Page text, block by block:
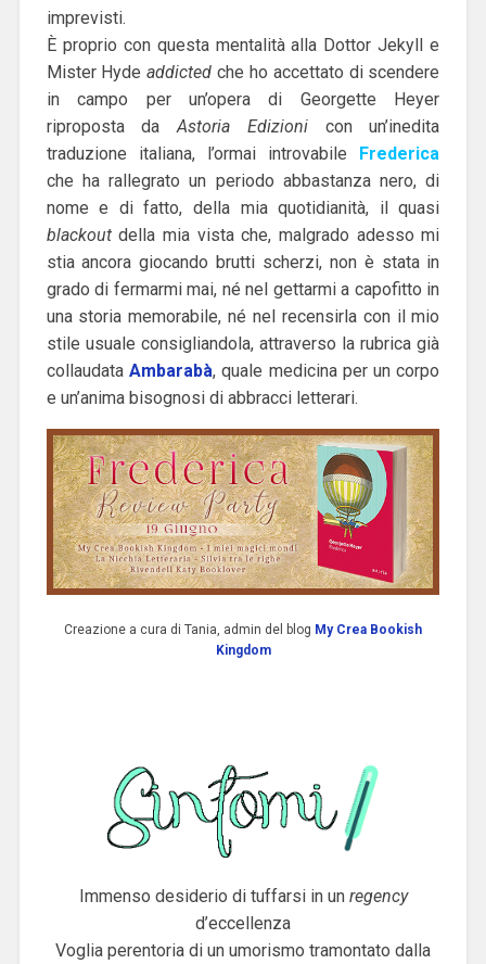
imprevisti.
È proprio con questa mentalità alla Dottor Jekyll e
Mister Hydeaddicted che ho accettato di scendere
in campo per un’opera di Georgette Heyer
riproposta daAstoria Edizionicon un’inedita
traduzione italiana, l’ormai introvabile Frederica
che ha rallegrato un periodo abbastanza nero, di
nome e di fatto, della mia quotidianità, il quasi
blackoutdella mia vista che, malgrado adesso mi
stia ancora giocando brutti scherzi, non è stata in
grado di fermarmi mai, né nel gettarmi a capofitto in
una storia memorabile, né nel recensirla con il mio
stile usuale consigliandola, attraverso la rubrica già
collaudata Ambarabà, quale medicina per un corpo
e un’anima bisognosi di abbracci letterari.
Creazione a cura di Tania, admin del blog My Crea Bookish
Kingdom
Immenso desiderio di tuffarsi in un regency
d’eccellenza
Voglia perentoria di un umorismo tramontato dalla